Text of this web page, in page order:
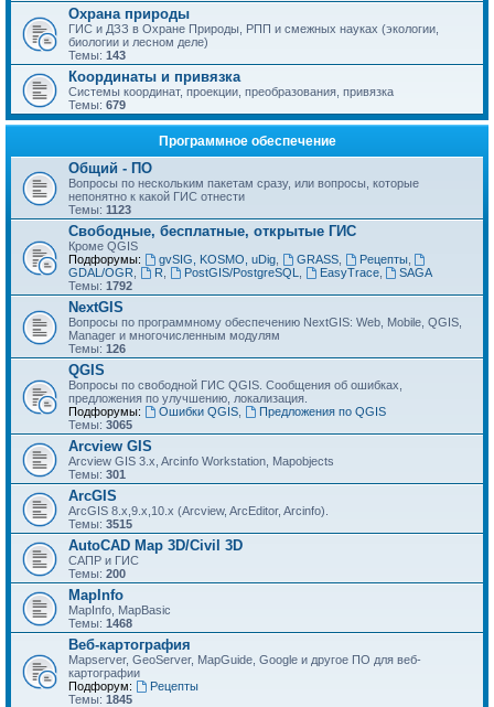
Охрана природы
ГИС и ДЗЗ в Охране Природы, РПП и смежных науках (экологии,
биологии и лесном деле)
Темы: 143
Координаты и привязка
Системы координат, проекции, преобразования, привязка
Темы: 679
Программное обеспечение
Общий - ПО
Вопросы по нескольким пакетам сразу, или вопросы, которые
непонятно к какой ГИС отнести
Темы: 1123
Свободные, бесплатные, открытые ГИС
Кроме QGIS
Подфорумы:
gvSIG, KOSMO, uDig, GRASS, Рецепты,
GDAL/OGR
R PostGIS/PostgreSQL EasyTrace,
SAGA
Темы: 1792
NextGIS
Вопросы по программному обеспечению NextGIS: Web, Mobile, QGIS,
Manager и многочисленным модулям
Темы: 126
QGIS
Вопросы по свободной ГИС QGIS. Сообщения об ошибках,
предложения по улучшению, локализация.
Подфорумы:
Ошибки QGIS,
Предложения по QGIS
Темы: 3065
Arcview GIS
Arcview GIS 3.x, Arcinfo Workstation, Mapobjects
Темы: 301
ArcGIS
ArcGIS 8.x,9.x,10.x (Arcview, ArcEditor, Arcinfo).
Темы: 3515
AutoCAD Map 3D/Civil 3D
САПР и ГИС
Темы: 200
MapInfo
MapInfo, MapBasic
Темы: 1468
Веб-картография
Mapserver, GeoServer, MapGuide, Google и другое ПО для веб-
картографии
Подфорум:
Рецепты
Темы: 1845